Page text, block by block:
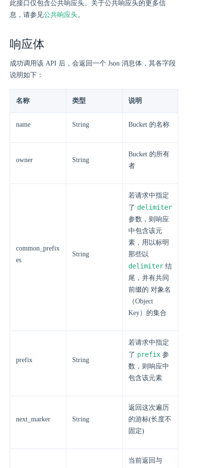
此接口仅包含公共响应头。关于公共响应头的更多信
息，请参见公共响应头。
响应体
成功调用该 API 后，会返回一个 Json 消息体，其各字段
说明如下：
名称 类型 说明
name String Bucket 的名称
owner String
Bucket 的所有
者
common_prefix
es
String
若请求中指定
了 delimiter
参数，则响应
中包含该元
素，用以标明
那些以
delimiter 结
尾，并有共同
前缀的 对象名
（Object
Key）的集合
prefix String
若请求中指定
了 prefix 参
数，则响应中
包含该元素
next_marker String
返回这次遍历
的游标(长度不
固定)
当前返回与